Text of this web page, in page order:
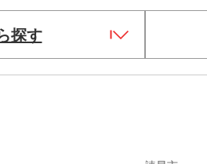
探す